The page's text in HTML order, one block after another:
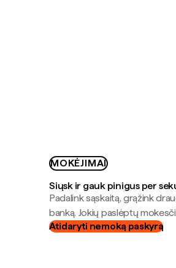
MOKĖJIMAI
Siųsk ir gauk pinigus per
Padalink sąskaitą, grąžink
banką. Jokių paslėptų
Atidaryti nemoką paskyrą